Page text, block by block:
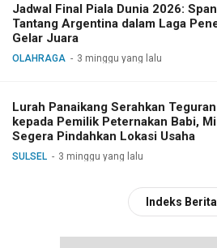
Jadwal Final Piala Dunia 2026:
Tantang Argentina dalam Laga
Gelar Juara
OLAHRAGA 3 minggu yang lalu
Lurah Panaikang Serahkan
kepada Pemilik Peternakan Babi,
Segera Pindahkan Lokasi Usaha
SULSEL 3 minggu yang lalu
Indeks Berita